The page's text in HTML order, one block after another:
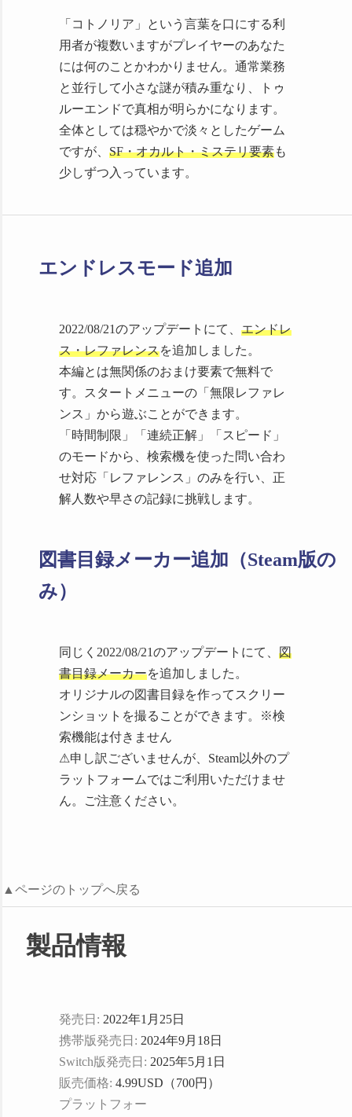
細は Steamパッチノートで
2023/05/20 ユーザー規約 に「事務
所に所属 の配信者・VTuberも連絡不
要で 配信可能 」である旨を明記しま
した。
2023/03/17 Steamスプリングセー
ル（3/17-3/24 2:00）に参加していま
した
2022/11/23 Steamオータムセール
2022/08/21 Ver.1.1.0にアップデー
トエンドレス・レファレンスを追加
しました 詳細は Steamパッチノート
で
2022/07/10開発室に著者名検索時
のタイトル誤字報告を1件追加しまし
た
2022/06/27開発室 に実績表示バグ
報告を1件追加しました
2022/03/31 Ver.1.0.3にアップデー
書検索を追加しました 詳細はSteam
パッチノート で
2022/02/09開発室に誤字報告を1
件追加しました
2022/01/30開発室
告を3件追加しました
2022/01/26メディアに6件追加し
ました ご紹介ありがとうございま
2022/01/18
2022/01/15 本ホームページを開設
「コトノリア」という言葉を口にする利
用者が複数いますがプレイヤーのあなた
には何のことかわかりません。通常業務
と並行して小さな謎が積み重なり、トゥ
ルーエンドで真相が明らかになります。
全体としては穏やかで淡々としたゲーム
ですが、 SF・オカルト・ミステリ要素も
少しずつ入っています。
エンドレスモード追加
2022/08/21のアップデートにて、 エンドレ
ス・レファレンスを追加しました。
本編とは無関係のおまけ要素で無料で
す。スタートメニューの「無限レファレ
ンス」から遊ぶことができます。
「時間制限」「連続正解」「スピード」
のモードから、検索機を使った問い合わ
せ対応「レファレンス」のみを行い、正
解人数や早さの記録に挑戦します。
図書目録メーカー追加（Steam版の
み）
同じく2022/08/21のアップデートにて、 図
書目録メーカーを追加しました。
オリジナルの図書目録を作ってスクリー
ンショットを撮ることができます。※検
索機能は付きません
⚠申し訳ございませんが、Steam以外のプ
ラットフォームではご利用いただけませ
ん。ご注意ください。
▲ページのトップへ戻る
製品情報
発売日: 2022年1月25日
携帯版発売日: 2024年9月18日
Switch版発売日: 2025年5月1日
販売価格: 4.99USD（700円）
プラットフォー